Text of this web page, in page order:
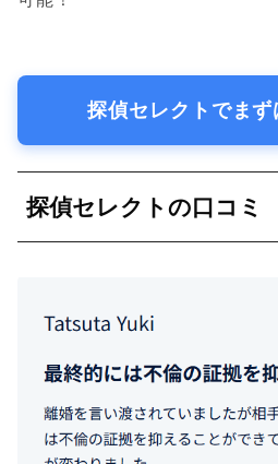
探偵セレクトでま
探偵セレクトの口コミ